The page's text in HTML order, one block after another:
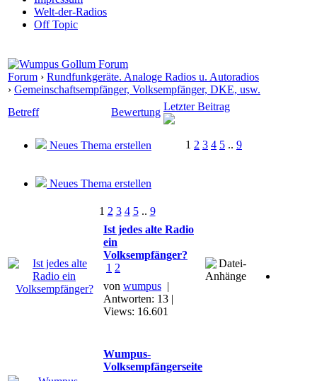
Welt-der-Radios
Off Topic
Forum › Rundfunkgeräte. Analoge Radios u. Autoradios
› Gemeinschaftsempfänger, Volksempfänger, DKE, usw.
Betreff
Bewertung Letzter Beitrag
Neues Thema erstellen 1 2 3 4 5 .. 9
Neues Thema erstellen
1 2 3 4 5.. 9
Ist jedes alte Radio
ein
Volksempfänger?
1 2
von wumpus |
Antworten: 13 |
Views: 16.601
Wumpus-
Volksempfängerseite